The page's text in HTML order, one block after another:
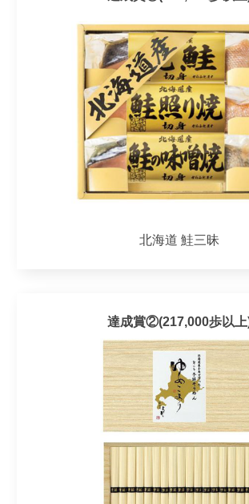
北海道 鮭三昧
達成賞②(217,000歩以